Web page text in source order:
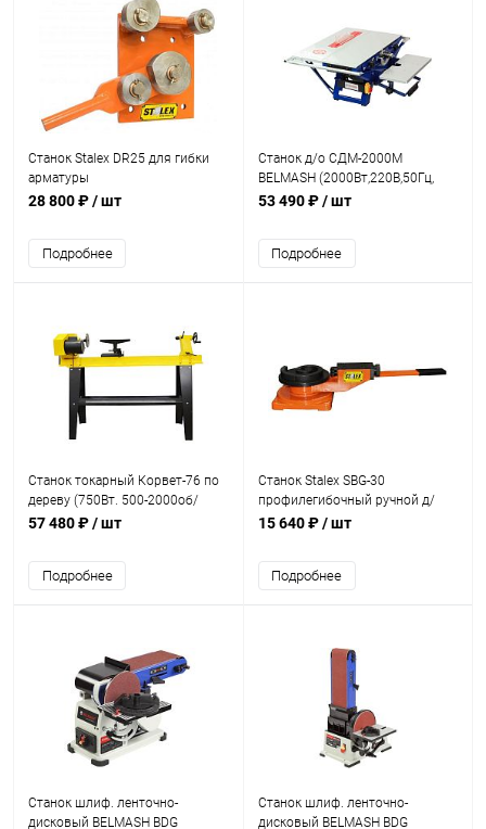
Станок Stalex DR25 для гибки
арматуры
28 800 ₽/ шт
Подробнее
Станок д/о СДМ-2000М
BELMASH (2000Вт,220В,50Гц,
макс.шир.строган. 240мм, d
53 490 ₽/ шт
Подробнее
Станок токарный Корвет-76 по
дереву (750Вт. 500-2000об/
мин., макс.диаметр заг. 350мм)
57 480 ₽/ шт
Подробнее
Станок Stalex SBG-30
профилегибочный ручной д/
гибки завитков (Улитка)
15 640 ₽/ шт
Подробнее
Станок шлиф. ленточно-
дисковый BELMASH BDG
Станок шлиф. ленточно-
дисковый BELMASH BDG